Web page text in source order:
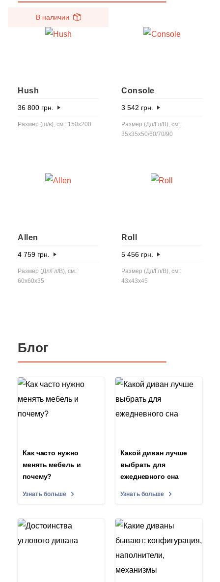
В наличии
Hush
36 800 грн.
Размер (ш/в), см.: 150x200
Console
3 542 грн.
Размер (Дл/Гл/В), см.:
35x35x50/60/70/90
Allen
4 759 грн.
Размер (Дл/Гл/В), см.:
60x60x35
Roll
5 456 грн.
Размер (Дл/Гл/В), см.:
43x43x45
Блог
Как часто нужно
менять мебель и
почему?
Узнать больше
Какой диван лучше
выбрать для
ежедневного сна
Узнать больше